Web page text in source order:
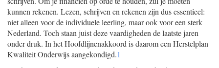
kunnen rekenen. Lezen, schrijven en rekenen zijn dus essentieel:
niet alleen voor de individuele leerling, maar ook voor een sterk
Nederland. Toch staan juist deze vaardigheden de laatste jaren
onder druk. In het Hoofdlijnenakkoord is daarom een Herstelplan
Kwaliteit Onderwijs aangekondigd.1